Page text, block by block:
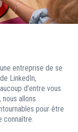
entreprise de se
LinkedIn,
d’entre vous
allons
pour être
connaître.